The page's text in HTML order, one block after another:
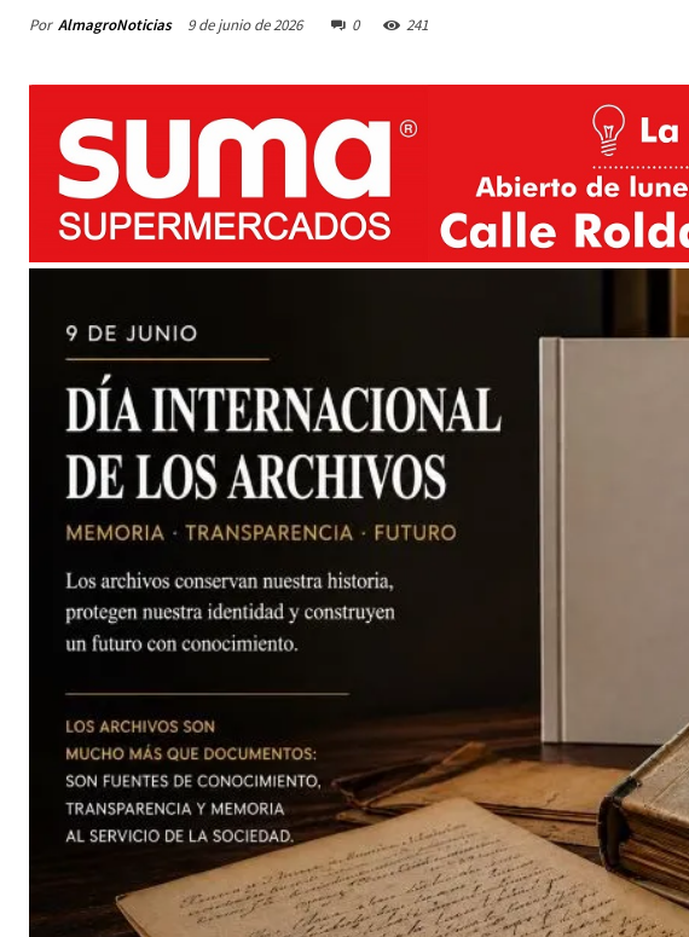
Por AlmagroNoticias 9 de junio de 2026 0 241